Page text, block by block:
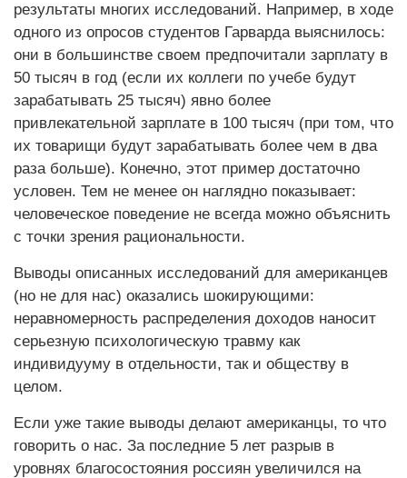
результаты многих исследований. Например, в ходе
одного из опросов студентов Гарварда выяснилось:
они в большинстве своем предпочитали зарплату в
50 тысяч в год (если их коллеги по учебе будут
зарабатывать 25 тысяч) явно более
привлекательной зарплате в 100 тысяч (при том, что
их товарищи будут зарабатывать более чем в два
раза больше). Конечно, этот пример достаточно
условен. Тем не менее он наглядно показывает:
человеческое поведение не всегда можно объяснить
с точки зрения рациональности.
Выводы описанных исследований для американцев
(но не для нас) оказались шокирующими:
неравномерность распределения доходов наносит
серьезную психологическую травму как
индивидууму в отдельности, так и обществу в
целом.
Если уже такие выводы делают американцы, то что
говорить о нас. За последние 5 лет разрыв в
уровнях благосостояния россиян увеличился на